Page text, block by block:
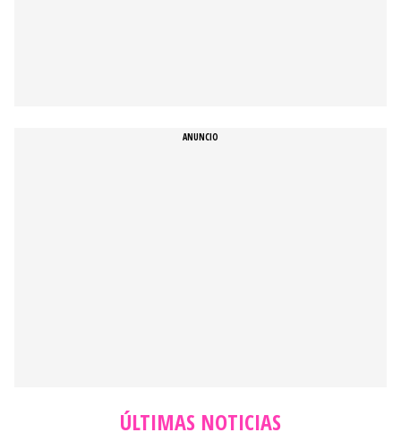
ÚLTIMAS NOTICIAS